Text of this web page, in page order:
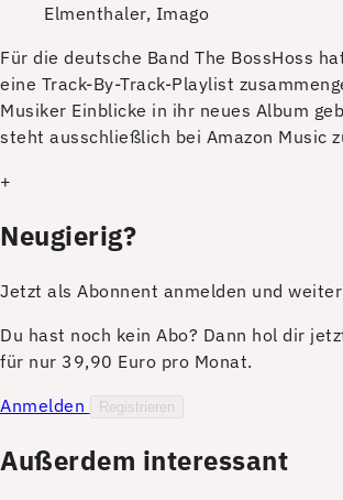
Elmenthaler, Imago
Für die deutsche Band The BossHoss
eine Track-By-Track-Playlist
Musiker Einblicke in ihr neues Album
steht ausschließlich bei Amazon Music
+
Neugierig?
Jetzt als Abonnent anmelden und
Du hast noch kein Abo? Dann hol dir
für nur 39,90 Euro pro Monat.
Anmelden
Registrieren
Außerdem interessant